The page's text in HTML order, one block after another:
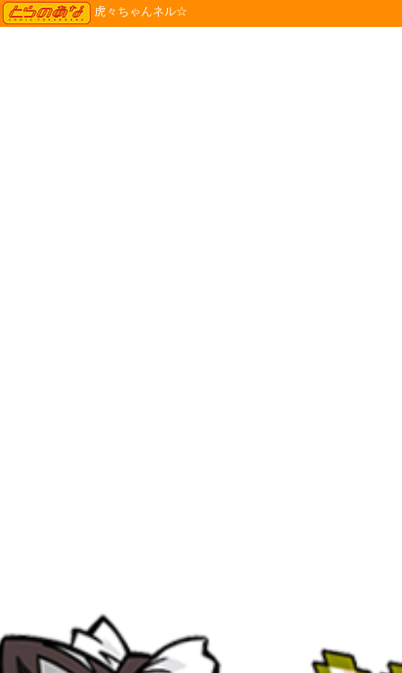
TORANOANA
虎々ちゃんネル☆